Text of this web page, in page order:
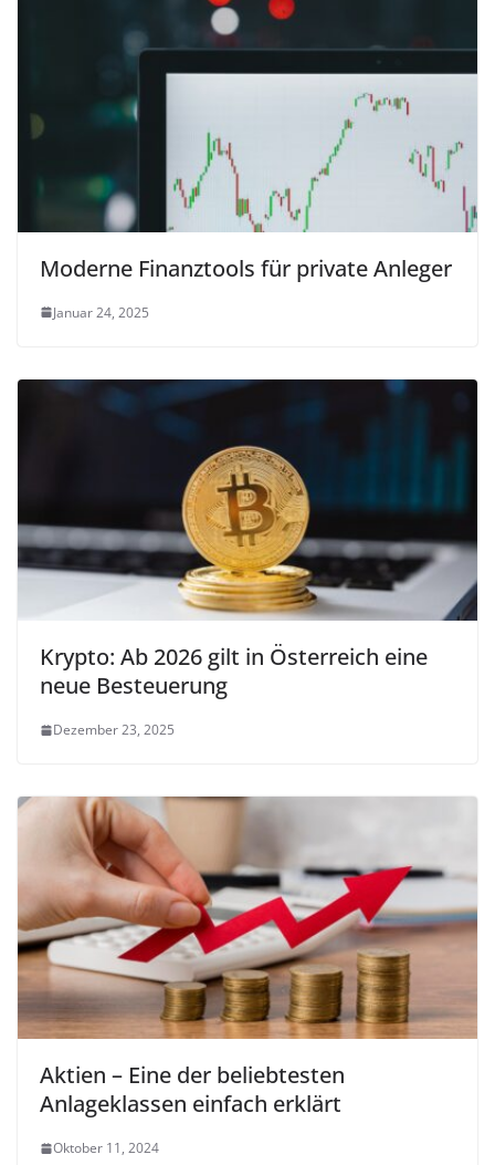
Moderne Finanztools für private Anleger
Januar 24, 2025
Krypto: Ab 2026 gilt in Österreich eine
neue Besteuerung
Dezember 23, 2025
Aktien – Eine der beliebtesten
Anlageklassen einfach erklärt
Oktober 11, 2024